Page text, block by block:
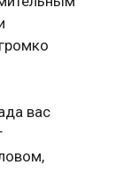
вас